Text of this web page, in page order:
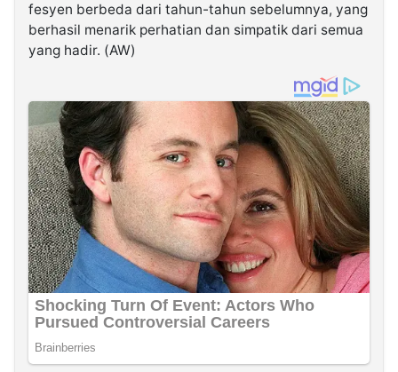
fesyen berbeda dari tahun-tahun sebelumnya, yang
berhasil menarik perhatian dan simpatik dari semua
yang hadir. (AW)